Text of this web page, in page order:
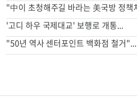
'고디 하우 국제대교' 보행로 개통...
"50년 역사 센터포인트 백화점 철거"...